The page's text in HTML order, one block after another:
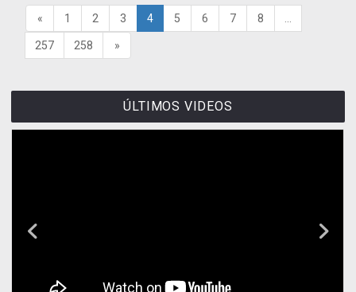
« 1 2 3 4 5 6 7 8
257 258 »
ÚLTIMOS VIDEOS